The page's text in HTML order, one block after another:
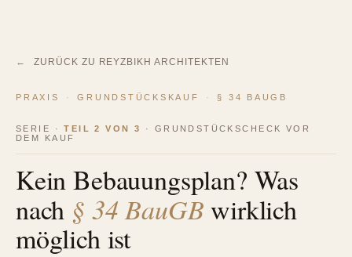
← ZURÜCK ZU REYZBIKH ARCHITEKTEN
PRAXIS · GRUNDSTÜCKSKAUF · § 34 BAUGB
SERIE ·TEIL 2 VON 3
· GRUNDSTÜCKSCHECK VOR
DEM KAUF
Kein Bebauungsplan? Was
nach § 34 BauGB wirklich
möglich ist